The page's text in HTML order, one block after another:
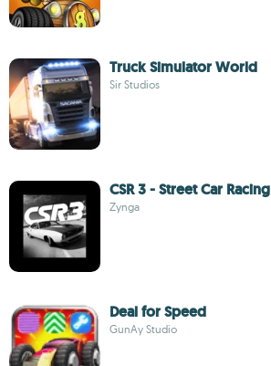
Truck Simulator World
Sir Studios
CSR 3 - Street Car Racing
Zynga
Deal for Speed
GunAy Studio